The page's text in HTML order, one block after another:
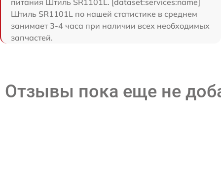
Штиль SR1101L по нашей статистике в среднем
занимает 3-4 часа при наличии всех необходимых
запчастей.
Отзывы пока еще не